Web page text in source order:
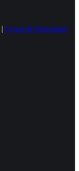
| Syarat & Ketentuan